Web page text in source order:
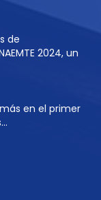
de
2024, un
en el primer